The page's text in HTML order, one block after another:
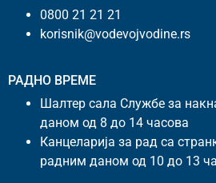
0800 21 21 21
korisnik@vodevojvodine.rs
РАДНО ВРЕМЕ
Шалтер сала Службе за
даном од 8 до 14 часова
Канцеларија за рад са
радним даном од 10 до 13